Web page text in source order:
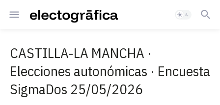
CASTILLA-LA MANCHA ·
Elecciones autonómicas · Encuesta
SigmaDos 25/05/2026